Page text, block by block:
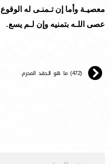
معصيـة وأما إن تـمنـى له
عصى اللـه بتمنيه وإن لـم يسع.
(472) ما هو الـحقد المحرم.